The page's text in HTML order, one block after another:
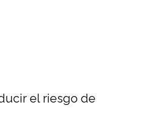
el riesgo de